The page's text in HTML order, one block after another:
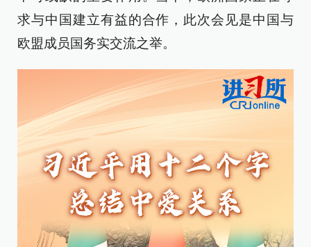
求与中国建立有益的合作，此次会见是中国与
欧盟成员国务实交流之举。